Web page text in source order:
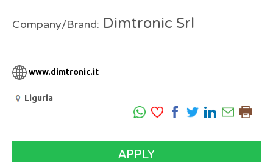
Company/Brand: Dimtronic Srl
www.dimtronic.it
Liguria
APPLY